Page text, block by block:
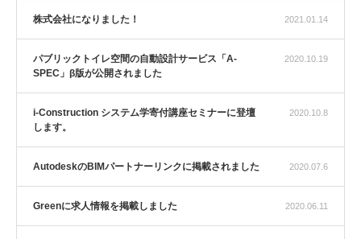
2021.01.14
株式会社になりました！
2020.10.19
パブリックトイレ空間の自動設計サービス「A-
SPEC」β版が公開されました
2020.10.8
i-Construction システム学寄付講座セミナーに登壇
します。
2020.07.6
AutodeskのBIMパートナーリンクに掲載されました
2020.06.11
Greenに求人情報を掲載しました